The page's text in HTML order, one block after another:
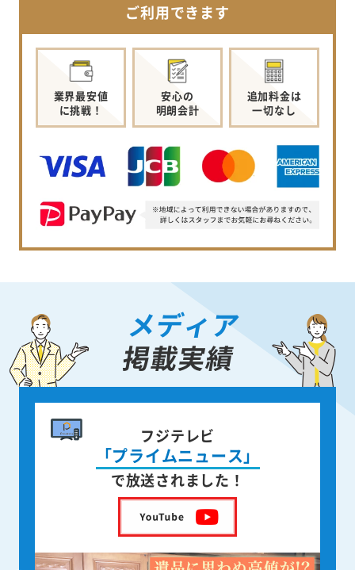
ご利用できます
業界最安値
に挑戦！
安心の
明朗会計
追加料金は
一切なし
メディア
掲載実績
書籍出版
身近な人が
亡くなった後の遺品整理
を出版しました！